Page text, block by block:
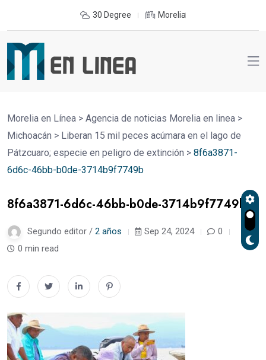
30 Degree Morelia
Morelia en Línea > Agencia de noticias Morelia en linea >
Michoacán > Liberan 15 mil peces acúmara en el lago de
Pátzcuaro; especie en peligro de extinción > 8f6a3871-
6d6c-46bb-b0de-3714b9f7749b
8f6a3871-6d6c-46bb-b0de-3714b9f7749b
Segundo editor / 2 años Sep 24, 2024
0
0 min read